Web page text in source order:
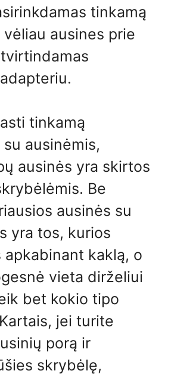
tinkamą
ausines prie
tinkamą
ausinėmis,
ausinės yra skirtos
Be
ausinės su
yra tos, kurios
kaklą, o
vieta dirželiui
bet kokio tipo
jei turite
porą ir
skrybėlę,